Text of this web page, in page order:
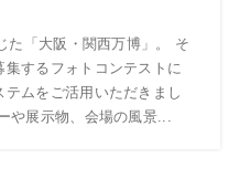
た「大阪・関西万博」。 そ
するフォトコンテストに
ムをご活用いただきまし
や展示物、会場の風景...